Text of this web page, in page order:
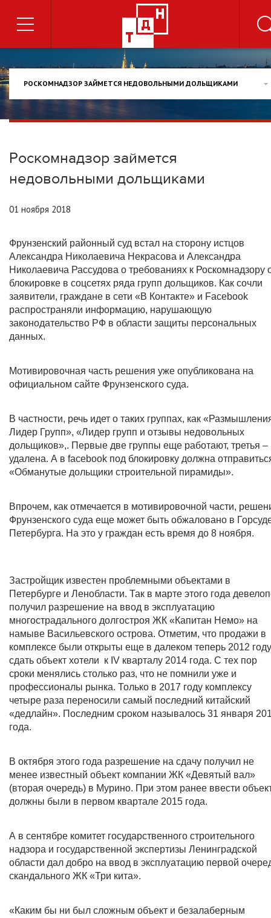
РОСКОМНАДЗОР ЗАЙМЕТСЯ НЕДОВОЛЬНЫМИ ДОЛЬЩИКАМИ
Роскомнадзор займется
недовольными дольщиками
01 ноября 2018
Фрунзенский районный суд встал на сторону истцов
Александра Николаевича Некрасова и Александра
Николаевича Рассудова о требованиях к Роскомнадзору
блокировке в соцсетях ряда групп дольщиков. Как сочли
заявители, граждане в сети «В Контакте» и Facebook
распространяли информацию, нарушающую
законодательство РФ в области защиты персональных
данных.
Мотивировочная часть решения уже опубликована на
официальном сайте Фрунзенского суда.
В частности, речь идет о таких группах, как
Лидер Групп», «Лидер групп и отзывы недовольных
дольщиков»,. Первые две группы еще работают, третья –
удалена. А в facebook под блокировку должна
«Обманутые дольщики строительной пирамиды».
Впрочем, как отмечается в мотивировочной части,
Фрунзенского суда еще может быть обжаловано в
Петербурга. На это у граждан есть время до 8 ноября.
Застройщик известен проблемными объектами в
Петербурге и Ленобласти. Так в марте этого года
получил разрешение на ввод в эксплуатацию
многострадального долгостроя ЖК «Капитан Немо» на
намыве Васильевского острова. Отметим, что продажи в
комплексе были открыты еще в далеком теперь 2012
сдать объект хотели к IV кварталу 2014 года. С тех пор
сроки менялись столько раз, что не помнили уже и
профессионалы рынка. Только в 2017 году комплексу
четыре раза переносили самый последний китайский
«дедлайн». Последним сроком называлось 31 января
года.
В октября этого года разрешение на сдачу получил не
менее известный объект компании ЖК «Девятый вал»
(вторая очередь) в Мурино. При этом ранее ввести
должны были в первом квартале 2015 года.
А в сентябре комитет государственного строительного
надзора и государственной экспертизы Ленинградской
области дал добро на ввод в эксплуатацию первой
скандального ЖК «Три кита».
«Каким бы ни был сложным объект и безалаберным